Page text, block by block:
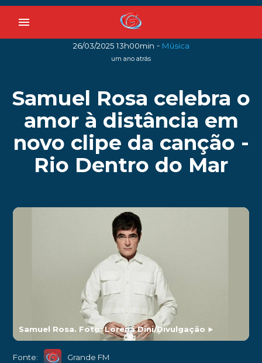
menu
26/03/2025 13h00min - Música
um ano atrás
Samuel Rosa celebra o
amor à distância em
novo clipe da canção -
Rio Dentro do Mar
Samuel Rosa. Foto: Lorena Dini/Divulgação ►
Fonte: Grande FM